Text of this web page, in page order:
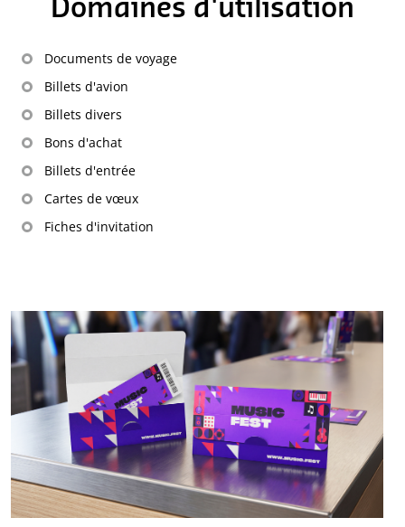
Domaines d'utilisation
Documents de voyage
Billets d'avion
Billets divers
Bons d'achat
Billets d'entrée
Cartes de vœux
Fiches d'invitation